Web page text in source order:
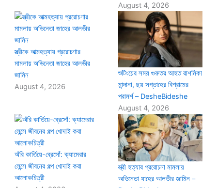
August 4, 2026
স্ত্রীকে আত্মহত্যায় প্ররোচণার
মামলায় অভিনেতা জাহের আলভীর
জামিন
August 4, 2026
শুটিংয়ের সময় গুরুতর আহত রাশমিকা
মান্দানা, ছয় সপ্তাহের বিশ্রামের
পরামর্শ – DesheBideshe
August 4, 2026
অঁরি কার্তিয়ে-ব্রেসোঁ: ক্যামেরার
লেন্সে জীবনের গল্প খোদাই করা
আলোকচিত্রী
স্ত্রী হত্যার প্ররোচনা মামলায়
অভিনেতা যাহের আলভীর জামিন –